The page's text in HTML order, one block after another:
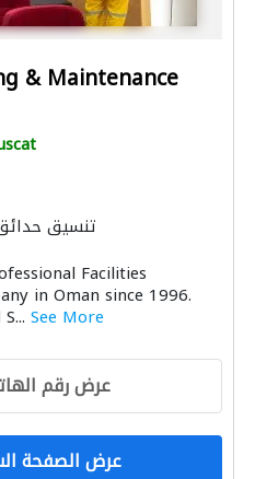
& Maintenance
تنسيق
الصيانة
مقاولون لمكافحة
الأشغال الصحية
Facilities
in Oman since 1996.
See More
عرض رقم
عرض الصفحة